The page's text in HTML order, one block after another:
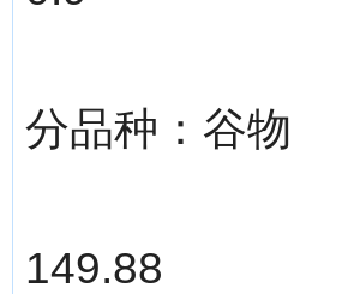
分品种：谷物
149.88